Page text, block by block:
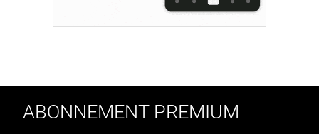
ABONNEMENT PREMIUM